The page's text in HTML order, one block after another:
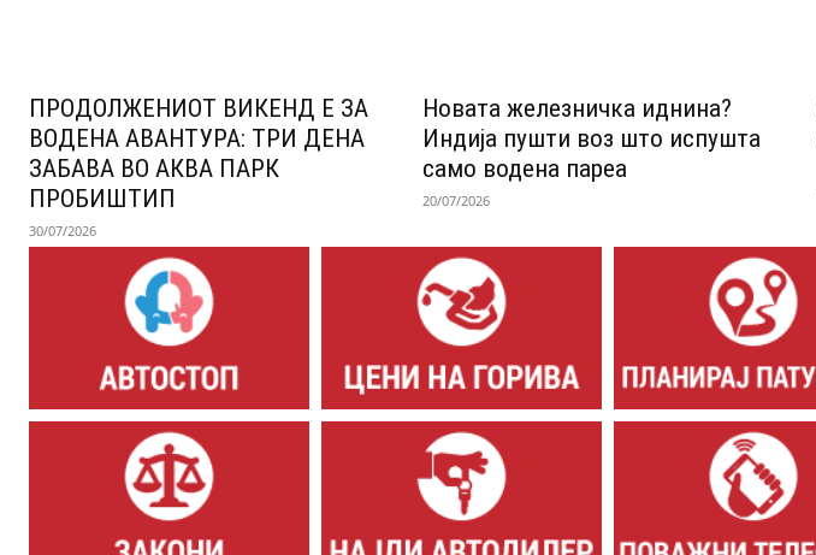
ПРОДОЛЖЕНИОТ ВИКЕНД Е ЗА
ВОДЕНА АВАНТУРА: ТРИ ДЕНА
ЗАБАВА ВО АКВА ПАРК
ПРОБИШТИП
30/07/2026
Новата железничка иднина?
Индија пушти воз што испушта
само водена пареа
20/07/2026